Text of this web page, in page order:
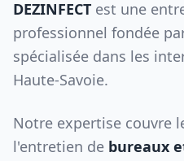
DEZINFECT est une
professionnel fondée
spécialisée dans les
Haute-Savoie.
Notre expertise couvre
l'entretien de bureaux